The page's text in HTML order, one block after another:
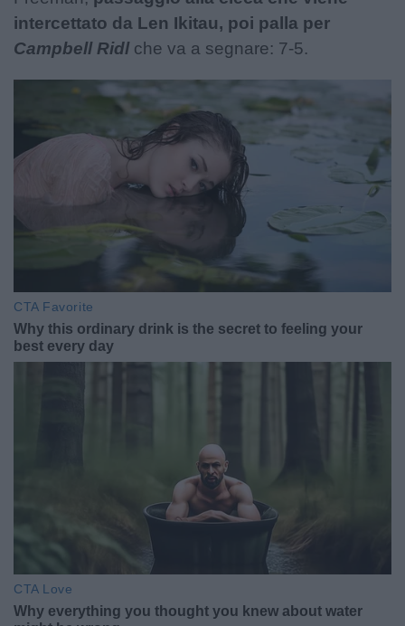
intercettato da Len Ikitau, poi palla per
Campbell Ridl che va a segnare: 7-5.